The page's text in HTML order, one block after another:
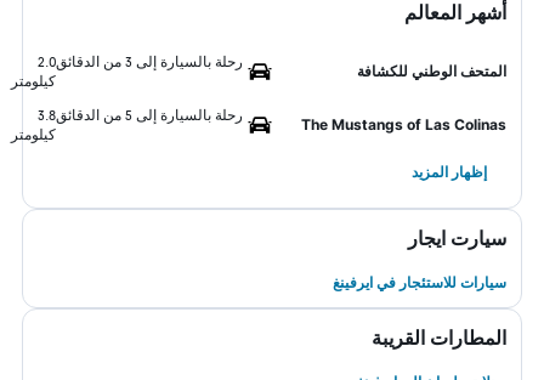
أشهر المعالم
المتحف الوطني للكشافة
رحلة بالسيارة إلى 3 من الدقائق
2.0
كيلومتر
The Mustangs of Las Colinas
رحلة بالسيارة إلى 5 من الدقائق
3.8
كيلومتر
إظهار المزيد
سيارت ايجار
سيارات للاستئجار في ايرفينغ
المطارات القريبة